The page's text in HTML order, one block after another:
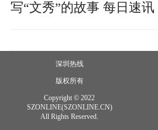
写“文秀”的故事 每日速讯
深圳热线
版权所有
Copyright © 2022
SZONLINE(SZONLINE.CN)
All Rights Reserved.